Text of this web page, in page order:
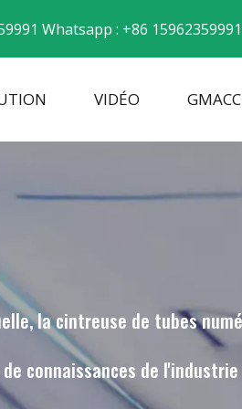
Whatsapp : +86 15962359991
VIDÉO GMACC
la cintreuse de tubes
connaissances de l'industrie